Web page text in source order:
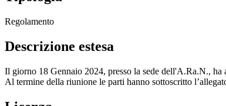
Regolamento
Descrizione estesa
Il giorno 18 Gennaio 2024, presso la sede dell'A.Ra.N.,
Al termine della riunione le parti hanno sottoscritto